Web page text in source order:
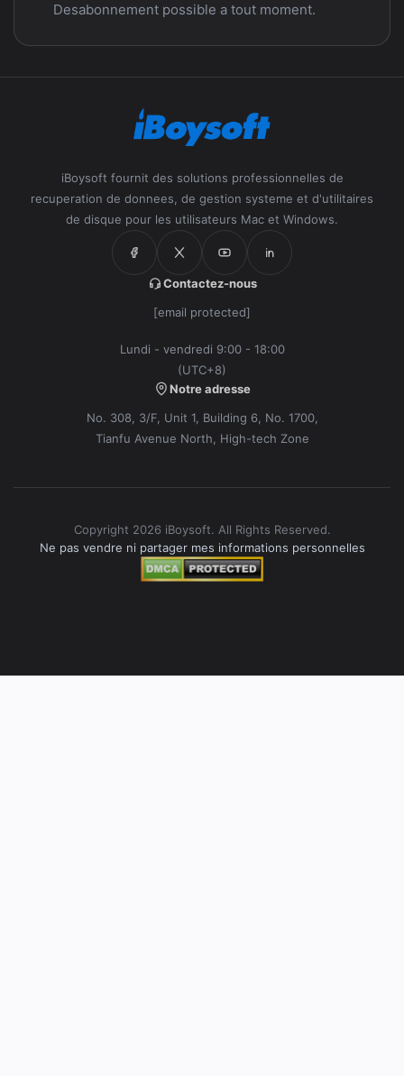
Desabonnement possible a tout moment.
iBoysoft fournit des solutions professionnelles de
recuperation de donnees, de gestion systeme et d'utilitaires
de disque pour les utilisateurs Mac et Windows.
Contactez-nous
[email protected]
Lundi - vendredi 9:00 - 18:00
(UTC+8)
Notre adresse
No. 308, 3/F, Unit 1, Building 6, No. 1700,
Tianfu Avenue North, High-tech Zone
Copyright 2026 iBoysoft. All Rights Reserved.
Ne pas vendre ni partager mes informations personnelles